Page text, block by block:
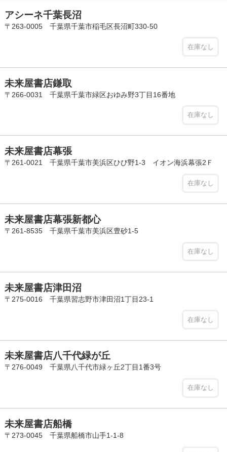
アシーネ千葉長沼
〒263-0005 千葉県千葉市稲毛区長沼町330-50
在庫なし
未来屋書店鎌取
〒266-0031 千葉県千葉市緑区おゆみ野3丁目16番地
在庫なし
未来屋書店幕張
〒261-0021 千葉県千葉市美浜区ひび野1-3 イオン海浜幕張2Ｆ
在庫なし
未来屋書店幕張新都心
〒261-8535 千葉県千葉市美浜区豊砂1-5
在庫なし
未来屋書店津田沼
〒275-0016 千葉県習志野市津田沼1丁目23-1
在庫なし
未来屋書店八千代緑が丘
〒276-0049 千葉県八千代市緑ヶ丘2丁目1番3号
在庫なし
未来屋書店船橋
〒273-0045 千葉県船橋市山手1-1-8